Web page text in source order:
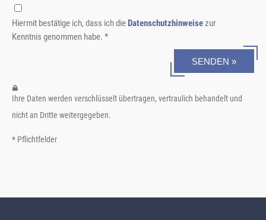
Hiermit bestätige ich, dass ich die Datenschutzhinweisezur
Kenntnis genommen habe. *
SENDEN »
Ihre Daten werden verschlüsselt übertragen, vertraulich behandelt und
nicht an Dritte weitergegeben.
* Pflichtfelder